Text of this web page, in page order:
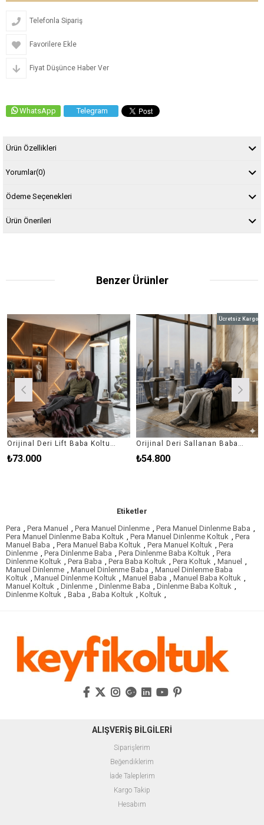
Telefonla Sipariş
Favorilere Ekle
Fiyat Düşünce Haber Ver
WhatsApp Telegram
Ürün Özellikleri
Yorumlar(0)
Ödeme Seçenekleri
Ürün Önerileri
Benzer Ürünler
Orijinal Deri Lift Baba Koltuğu Orijinal Deri Sallanan Baba Koltuğu
₺54.800
Ücretsiz Kargo
Etiketler
Pera , Pera Manuel , Pera Manuel Dinlenme , Pera Manuel Dinlenme Baba ,
Pera Manuel Dinlenme Baba Koltuk , Pera Manuel Dinlenme Koltuk , Pera
Manuel Baba , Pera Manuel Baba Koltuk , Pera Manuel Koltuk , Pera
Dinlenme , Pera Dinlenme Baba , Pera Dinlenme Baba Koltuk , Pera
Dinlenme Koltuk , Pera Baba , Pera Baba Koltuk , Pera Koltuk , Manuel ,
Manuel Dinlenme , Manuel Dinlenme Baba , Manuel Dinlenme Baba
Koltuk , Manuel Dinlenme Koltuk , Manuel Baba , Manuel Baba Koltuk ,
Manuel Koltuk , Dinlenme , Dinlenme Baba , Dinlenme Baba Koltuk ,
Dinlenme Koltuk , Baba , Baba Koltuk , Koltuk ,
ALIŞVERİŞ BİLGİLERİ
Siparişlerim
Beğendiklerim
İade Taleplerim
Kargo Takip
Hesabım